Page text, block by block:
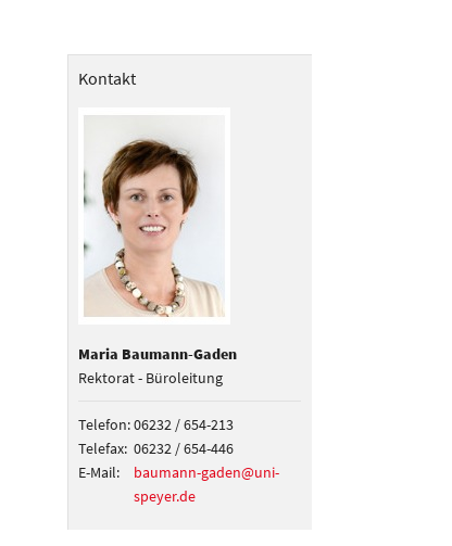
Kontakt
Maria Baumann-Gaden
Rektorat - Büroleitung
Telefon:06232 / 654-213
Telefax: 06232 / 654-446
E-Mail:
baumann-gaden@uni-
speyer.de